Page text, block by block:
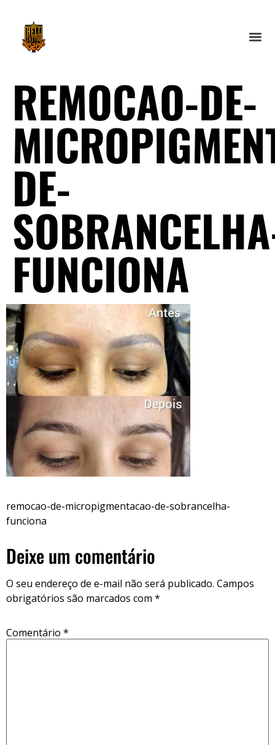
REMOCAO-DE-
DE-
FUNCIONA
remocao-de-micropigmentacao-de-sobrancelha-
funciona
Deixe um comentário
O seu endereço de e-mail não será publicado. Campos
obrigatórios são marcados com *
Comentário *